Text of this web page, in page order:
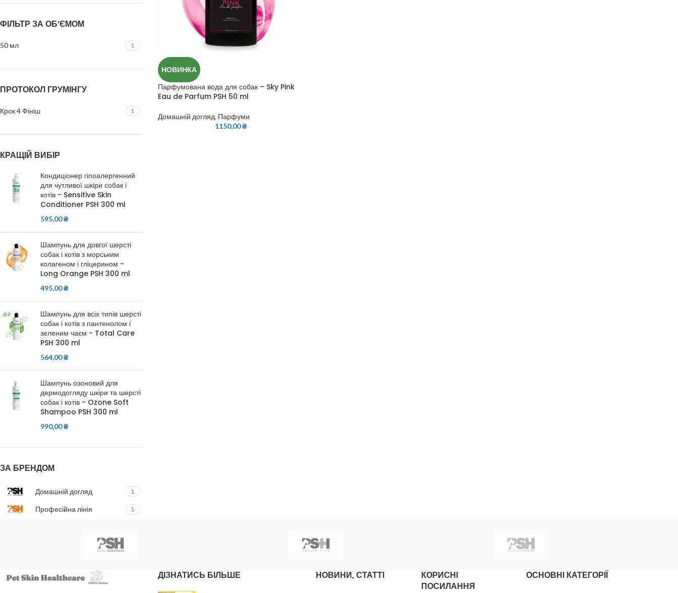
ФІЛЬТР ЗА ОБ’ЄМОМ
50 мл 1
ПРОТОКОЛ ГРУМІНГУ
Крок 4 Фініш 1
КРАЩІЙ ВИБІР
Кондиціонер гіпоалергенний
для чутливої шкіри собак і
котів - Sensitive Skin
Conditioner PSH 300 ml
595,00₴
Шампунь для довгої шерсті
собак і котів з морським
колагеном і гліцерином -
Long Orange PSH 300 ml
495,00₴
Шампунь для всіх типів шерсті
собак і котів з пантенолом і
зеленим чаєм - Total Care
PSH 300 ml
564,00₴
Шампунь озоновий для
дермодогляду шкіри та шерсті
собак і котів - Ozone Soft
Shampoo PSH 300 ml
990,00₴
ЗА БРЕНДОМ
Домашній догляд 1
Професійна лінія 1
НОВИНКА
Парфумована вода для собак – Sky Pink
Eau de Parfum PSH 50 ml
Домашній догляд, Парфуми
1150,00₴
ДІЗНАТИСЬ БІЛЬШЕ НОВИНИ, СТАТТІ
КОРИСНІ
ПОСИЛАННЯ
ОСНОВНІ КАТЕГОРІЇ